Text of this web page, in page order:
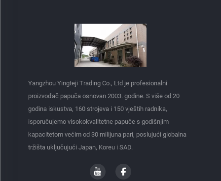
Yangzhou Yingteji Trading Co., Ltd je profesionalni
proizvođač papuča osnovan 2003. godine. S više od 20
godina iskustva, 160 strojeva i 150 vještih radnika,
isporučujemo visokokvalitetne papuče s godišnjim
kapacitetom većim od 30 milijuna pari, poslujući globalna
tržišta uključujući Japan, Koreu i SAD.